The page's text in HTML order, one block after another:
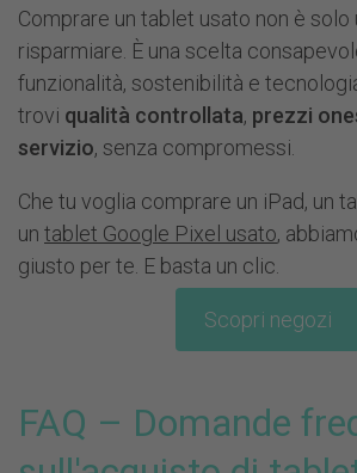
Comprare un tablet usato non è solo
risparmiare. È una scelta
funzionalità, sostenibilità e
trovi qualità controllata, prezzi
servizio, senza compromessi.
Che tu voglia comprare un iPad, un
un tablet Google Pixel usato,
giusto per te. E basta un clic.
Scopri negozi
FAQ – Domande